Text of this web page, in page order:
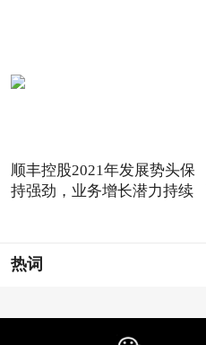
顺丰控股2021年发展势头保
持强劲，业务增长潜力持续
热词